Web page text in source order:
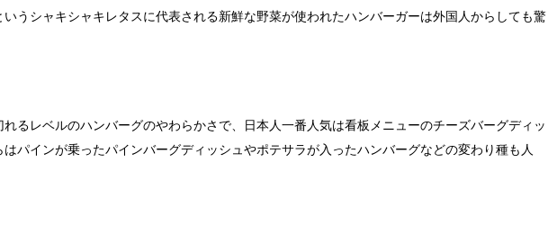
うシャキシャキレタスに代表される新鮮な野菜が使われたハンバーガーは外国人からしても驚
るレベルのハンバーグのやわらかさで、日本人一番人気は看板メニューのチーズバーグディッ
パインが乗ったパインバーグディッシュやポテサラが入ったハンバーグなどの変わり種も人